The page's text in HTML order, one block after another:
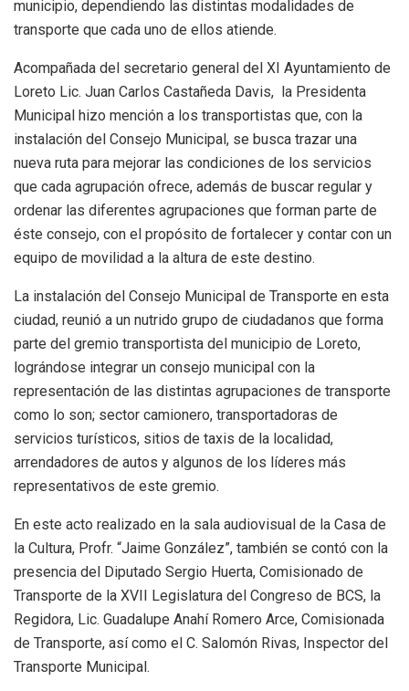
municipio, dependiendo las distintas modalidades de
transporte que cada uno de ellos atiende.
Acompañada del secretario general del XI Ayuntamiento de
Loreto Lic. Juan Carlos Castañeda Davis, la Presidenta
Municipal hizo mención a los transportistas que, con la
instalación del Consejo Municipal, se busca trazar una
nueva ruta para mejorar las condiciones de los servicios
que cada agrupación ofrece, además de buscar regular y
ordenar las diferentes agrupaciones que forman parte de
éste consejo, con el propósito de fortalecer y contar con un
equipo de movilidad a la altura de este destino.
La instalación del Consejo Municipal de Transporte en esta
ciudad, reunió a un nutrido grupo de ciudadanos que forma
parte del gremio transportista del municipio de Loreto,
lográndose integrar un consejo municipal con la
representación de las distintas agrupaciones de transporte
como lo son; sector camionero, transportadoras de
servicios turísticos, sitios de taxis de la localidad,
arrendadores de autos y algunos de los líderes más
representativos de este gremio.
En este acto realizado en la sala audiovisual de la Casa de
la Cultura, Profr. “Jaime González”, también se contó con la
presencia del Diputado Sergio Huerta, Comisionado de
Transporte de la XVII Legislatura del Congreso de BCS, la
Regidora, Lic. Guadalupe Anahí Romero Arce, Comisionada
de Transporte, así como el C. Salomón Rivas, Inspector del
Transporte Municipal.